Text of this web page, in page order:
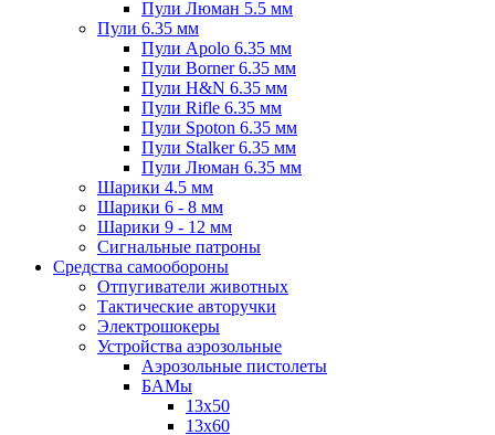
Пули Люман 5.5 мм
Пули 6.35 мм
Пули Apolo 6.35 мм
Пули Borner 6.35 мм
Пули H&N 6.35 мм
Пули Rifle 6.35 мм
Пули Spoton 6.35 мм
Пули Stalker 6.35 мм
Пули Люман 6.35 мм
Шарики 4.5 мм
Шарики 6 - 8 мм
Шарики 9 - 12 мм
Сигнальные патроны
Средства самообороны
Отпугиватели животных
Тактические авторучки
Электрошокеры
Устройства аэрозольные
Аэрозольные пистолеты
БАМы
13х50
13х60